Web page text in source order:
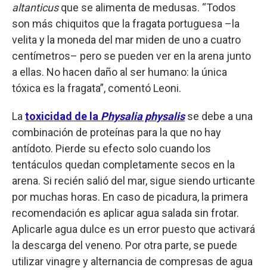
altanticusque se alimenta de medusas. “Todos
son más chiquitos que la fragata portuguesa –la
velita y la moneda del mar miden de uno a cuatro
centímetros– pero se pueden ver en la arena junto
a ellas. No hacen daño al ser humano: la única
tóxica es la fragata”, comentó Leoni.
La toxicidad de la Physalia physalisse debe a una
combinación de proteínas para la que no hay
antídoto. Pierde su efecto solo cuando los
tentáculos quedan completamente secos en la
arena. Si recién salió del mar, sigue siendo urticante
por muchas horas. En caso de picadura, la primera
recomendación es aplicar agua salada sin frotar.
Aplicarle agua dulce es un error puesto que activará
la descarga del veneno. Por otra parte, se puede
utilizar vinagre y alternancia de compresas de agua